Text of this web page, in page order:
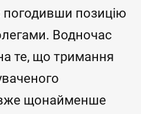
погодивши позицію
Водночас
те, що тримання
щонайменше